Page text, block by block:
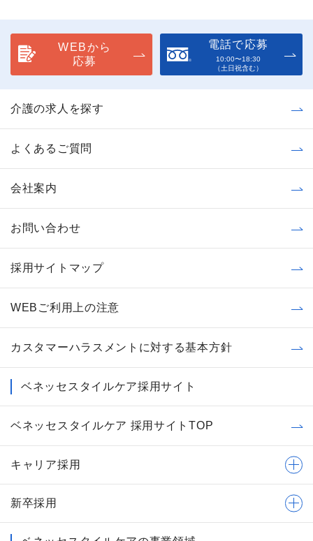
WEBから
応募
電話で応募
10:00〜18:30
（土日祝含む）
介護の求人を探す
よくあるご質問
会社案内
お問い合わせ
採用サイトマップ
WEBご利用上の注意
カスタマーハラスメントに対する基本方針
ベネッセスタイルケア採用サイト
ベネッセスタイルケア 採用サイトTOP
キャリア採用
新卒採用